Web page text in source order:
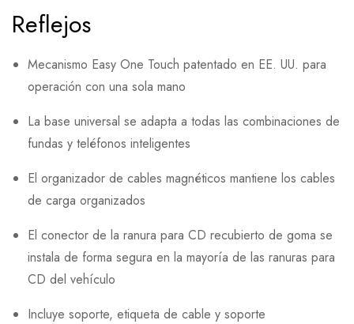
Reflejos
Mecanismo Easy One Touch patentado en EE. UU. para
operación con una sola mano
La base universal se adapta a todas las combinaciones de
fundas y teléfonos inteligentes
El organizador de cables magnéticos mantiene los cables
de carga organizados
El conector de la ranura para CD recubierto de goma se
instala de forma segura en la mayoría de las ranuras para
CD del vehículo
Incluye soporte, etiqueta de cable y soporte